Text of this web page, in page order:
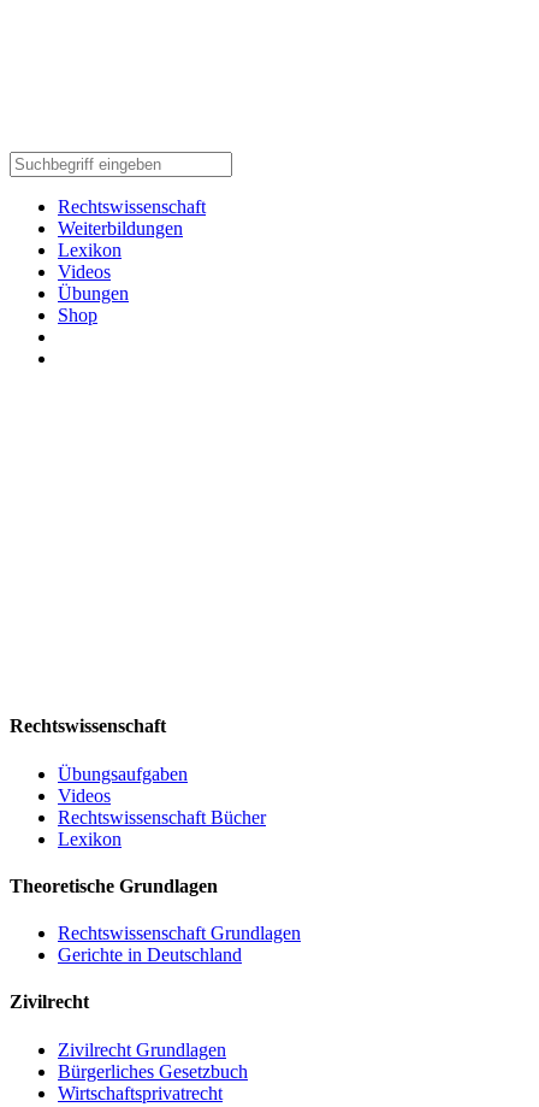
Rechtswissenschaft
Weiterbildungen
Lexikon
Videos
Übungen
Shop
Rechtswissenschaft
Übungsaufgaben
Videos
Rechtswissenschaft Bücher
Lexikon
Theoretische Grundlagen
Rechtswissenschaft Grundlagen
Gerichte in Deutschland
Zivilrecht
Zivilrecht Grundlagen
Bürgerliches Gesetzbuch
Wirtschaftsprivatrecht